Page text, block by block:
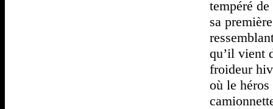
tempéré
sa
qu’il vient
froideur
où le